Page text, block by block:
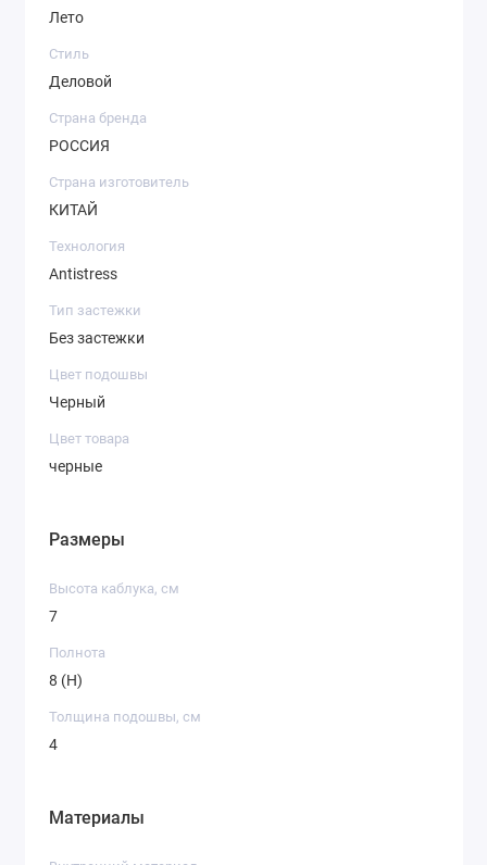
Лето
Стиль
Деловой
Страна бренда
РОССИЯ
Страна изготовитель
КИТАЙ
Технология
Antistress
Тип застежки
Без застежки
Цвет подошвы
Черный
Цвет товара
черные
Размеры
Высота каблука, см
7
Полнота
8 (H)
Толщина подошвы, см
4
Материалы